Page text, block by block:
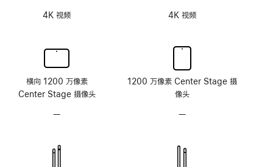
4K 视频
横向 1200 万像素
Center Stage 摄像头
—
4K 视频
1200 万像素 Center Stage 摄
像头
—